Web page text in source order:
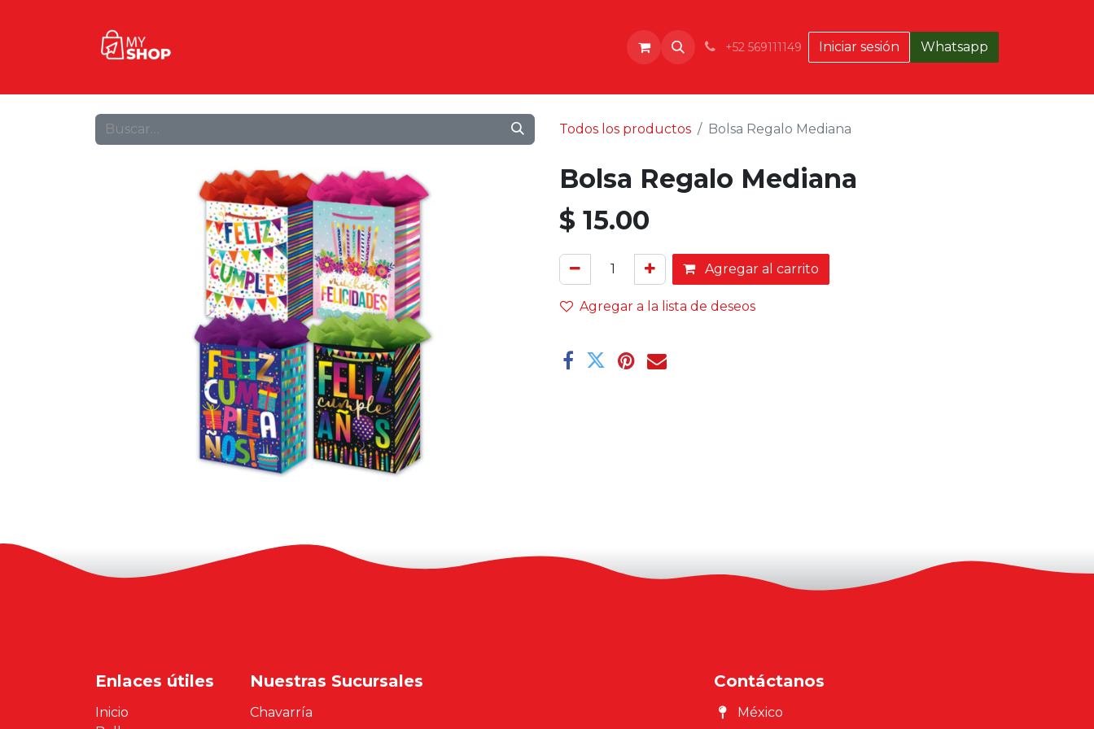
+52 569111149 Iniciar sesión Whatsapp
Todos los productos Bolsa Regalo Mediana
Bolsa Regalo Mediana
$ 15.00
Agregar al carrito
Agregar a la lista de deseos
Enlaces útiles
Inicio
Nuestras Sucursales
Chavarría
Contáctanos
México